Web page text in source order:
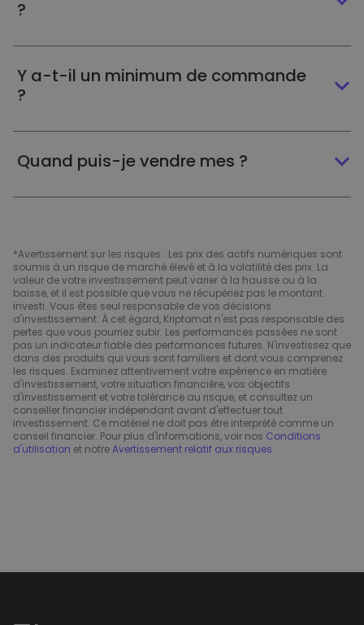
?
Y a-t-il un minimum de commande
?
Quand puis-je vendre mes ?
*Avertissement sur les risques : Les prix des actifs numériques sont
soumis à un risque de marché élevé et à la volatilité des prix. La
valeur de votre investissement peut varier à la hausse ou à la
baisse, et il est possible que vous ne récupériez pas le montant
investi. Vous êtes seul responsable de vos décisions
d'investissement. À cet égard, Kriptomat n'est pas responsable des
pertes que vous pourriez subir. Les performances passées ne sont
pas un indicateur fiable des performances futures. N'investissez que
dans des produits qui vous sont familiers et dont vous comprenez
les risques. Examinez attentivement votre expérience en matière
d'investissement, votre situation financière, vos objectifs
d'investissement et votre tolérance au risque, et consultez un
conseiller financier indépendant avant d'effectuer tout
investissement. Ce matériel ne doit pas être interprété comme un
conseil financier. Pour plus d'informations, voir nos Conditions
d'utilisation et notreAvertissement relatif aux risques.